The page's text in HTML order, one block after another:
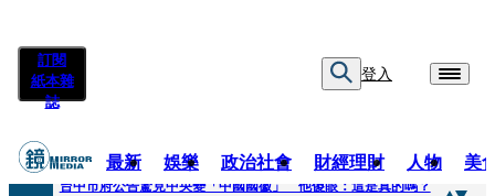
訂閱
紙本雜
誌
登入
最新 娛樂 政治社會 財經理財 人物 美
快訊
台中市府公告驚見中央變「中國國徽」 他傻眼：這是真的嗎？